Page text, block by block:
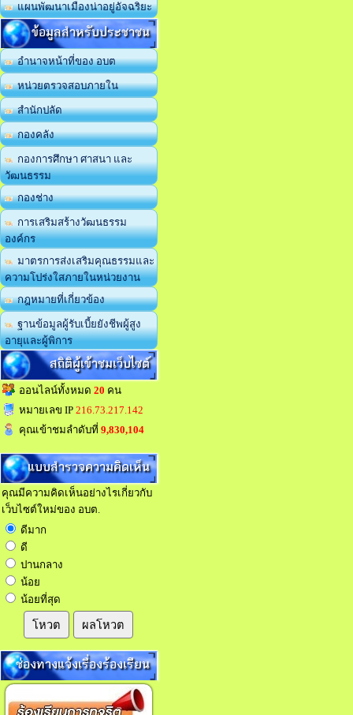
แผนพัฒนาเมืองน่าอยู่อัจฉริยะ
ข้อมูลสำหรับประชาชน
อำนาจหน้าที่ของ อบต
หน่วยตรวจสอบภายใน
สำนักปลัด
กองคลัง
กองการศึกษา ศาสนา และ
วัฒนธรรม
กองช่าง
การเสริมสร้างวัฒนธรรม
องค์กร
มาตรการส่งเสริมคุณธรรมและ
ความโปร่งใสภายในหน่วยงาน
กฎหมายที่เกี่ยวข้อง
ฐานข้อมูลผู้รับเบี้ยยังชีพผู้สูง
อายุและผู้พิการ
สถิติผู้เข้าชมเว็บไซต์
ออนไลน์ทั้งหมด 20 คน
หมายเลข IP 216.73.217.142
คุณเข้าชมลำดับที่ 9,830,104
แบบสำรวจความคิดเห็น
คุณมีความคิดเห็นอย่างไรเกี่ยวกับ
เว็บไซต์ใหม่ของ อบต.
ดีมาก
ดี
ปานกลาง
น้อย
น้อยที่สุด
โหวต ผลโหวต
ช่องทางแจ้งเรื่องร้องเรียน